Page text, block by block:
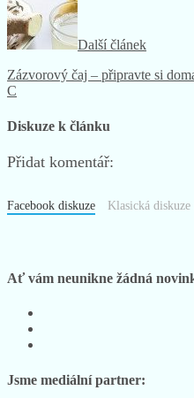
Zázvorový čaj – připravte si
Facebook diskuze
Facebooku
Instagramu
na
Jsme mediální partner: